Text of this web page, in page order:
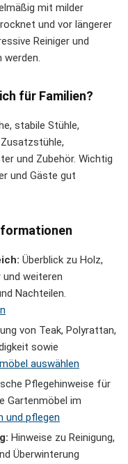
mit milder
und vor längerer
Reiniger und
werden.
für Familien?
stabile Stühle,
und Zubehör. Wichtig
und Gäste gut
Überblick zu Holz,
und weiteren
Nachteilen.
von Teak, Polyrattan,
sowie
auswählen
Pflegehinweise für
Gartenmöbel im
und pflegen
Hinweise zu Reinigung,
Überwinterung